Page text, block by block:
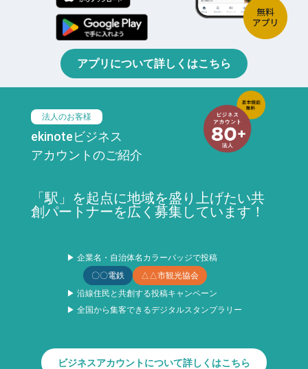
アプリについて詳しくはこちら
法人のお客様
ekinoteビジネス
アカウントのご紹介
「駅」を起点に地域を盛り上げたい共
創パートナーを広く募集しています！
▶ 企業名・自治体名カラーバッジで投稿
〇〇電鉄
△△市観光協会
▶ 沿線住民と共創する投稿キャンペーン
▶ 全国から集客できるデジタルスタンプラリー
ビジネスアカウントについて詳しくはこちら